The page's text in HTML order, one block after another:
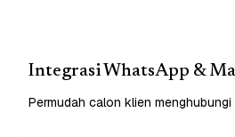
Integrasi WhatsApp &
Permudah calon klien